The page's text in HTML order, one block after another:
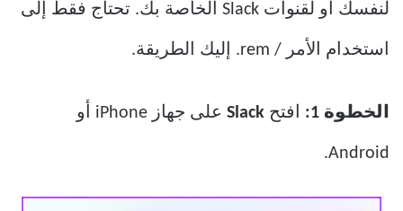
لنفسك أو لقنوات Slack الخاصة بك. تحتاج فقط إلى
استخدام الأمر / rem. إليك الطريقة.
الخطوة 1: افتح Slack على جهاز iPhone أو
Android.